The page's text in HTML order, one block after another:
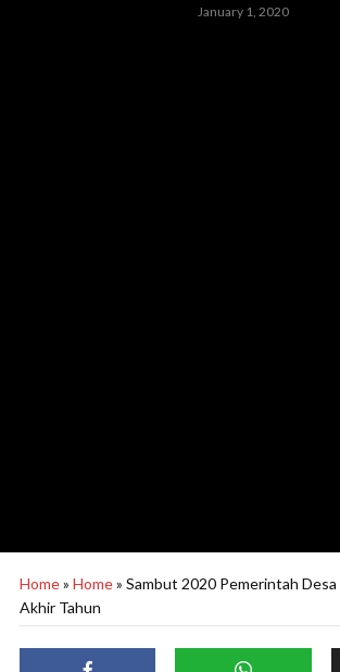
January 1, 2020
Home» Home» Sambut 2020 Pemerintah Desa
Akhir Tahun